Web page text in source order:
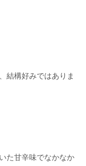
結構好みではありま
た甘辛味でなかなか